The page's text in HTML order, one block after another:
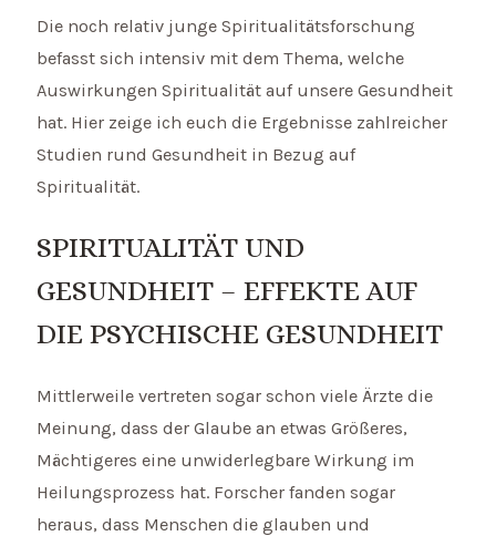
Die noch relativ junge Spiritualitätsforschung
befasst sich intensiv mit dem Thema, welche
Auswirkungen Spiritualität auf unsere Gesundheit
hat. Hier zeige ich euch die Ergebnisse zahlreicher
Studien rund Gesundheit in Bezug auf
Spiritualität.
SPIRITUALITÄT UND
GESUNDHEIT – EFFEKTE AUF
DIE PSYCHISCHE GESUNDHEIT
Mittlerweile vertreten sogar schon viele Ärzte die
Meinung, dass der Glaube an etwas Größeres,
Mächtigeres eine unwiderlegbare Wirkung im
Heilungsprozess hat. Forscher fanden sogar
heraus, dass Menschen die glauben und